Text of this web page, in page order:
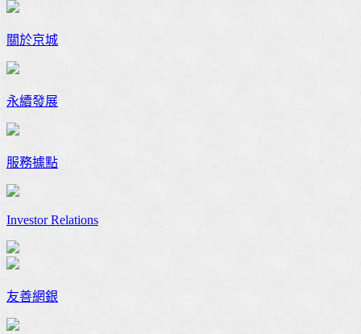
關於京城
永續發展
服務據點
Investor Relations
友善網銀